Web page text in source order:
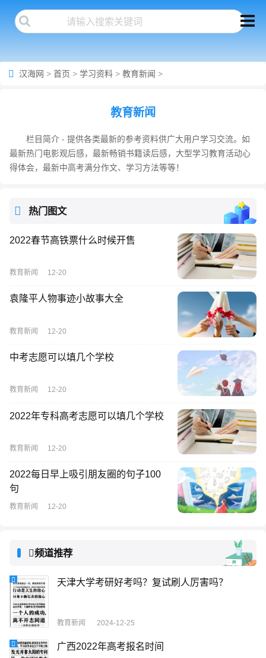
汉海网 > 首页 > 学习资料 > 教育新闻 >
教育新闻
栏目简介 - 提供各类最新的参考资料供广大用户学习交流。如
最新热门电影观后感，最新畅销书籍读后感，大型学习教育活动心
得体会，最新中高考满分作文、学习方法等等！
热门图文
2022春节高铁票什么时候开售
教育新闻 12-20
袁隆平人物事迹小故事大全
教育新闻 12-20
中考志愿可以填几个学校
教育新闻 12-20
2022年专科高考志愿可以填几个学校
教育新闻 12-20
2022每日早上吸引朋友圈的句子100
句
教育新闻 12-20
频道推荐
天津大学考研好考吗？复试刷人厉害吗？
教育新闻 2024-12-25
广西2022年高考报名时间